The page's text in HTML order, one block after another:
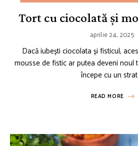
Tort cu ciocolată și
aprilie 24, 2025
Dacă iubești ciocolata și fisticul,
mousse de fistic ar putea deveni noul
începe cu un
READ MORE